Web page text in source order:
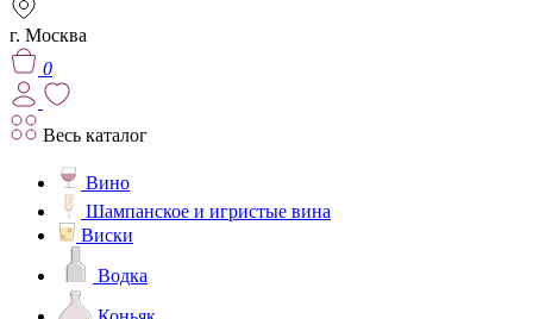
г. Москва
0
Весь каталог
Вино
Шампанское и игристые вина
Виски
Водка